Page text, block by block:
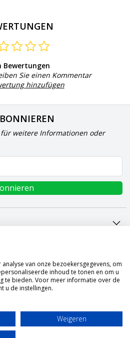
Bewertungen
Sie einen Kommentar
hinzufügen
weitere Informationen oder
van onze bezoekersgegevens, om
inhoud te tonen en om u
te bieden. Voor meer informatie over de
u de instellingen.
Weigeren